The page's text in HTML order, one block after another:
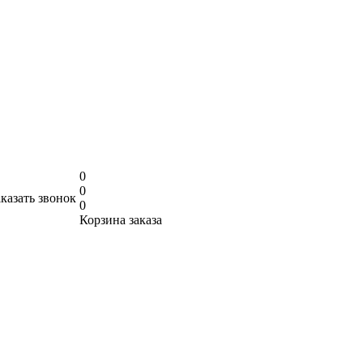
звонок
0
0
0
Корзина заказа